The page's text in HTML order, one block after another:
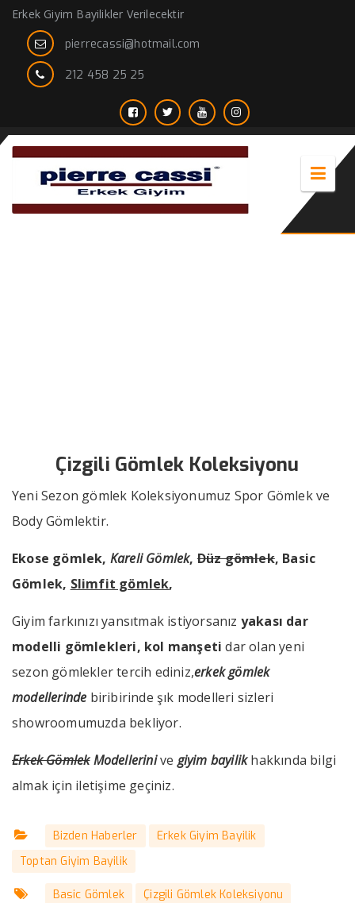
Erkek Giyim Bayilikler Verilecektir
pierrecassi@hotmail.com
212 458 25 25
Çizgili Gömlek Koleksiyonu
Yeni Sezon gömlek Koleksiyonumuz Spor Gömlek ve
Body Gömlektir.
Ekose gömlek, Kareli Gömlek,Düz gömlek, Basic
Gömlek, Slimfit gömlek,
Giyim farkınızı yansıtmak istiyorsanız yakası dar
modelli gömlekleri, kol manşeti dar olan yeni
sezon gömlekler tercih ediniz,erkek gömlek
modellerinde biribirinde şık modelleri sizleri
showroomumuzda bekliyor.
Erkek GömlekModellerinive giyim bayilikhakkında bilgi
almak için iletişime geçiniz.
Bizden Haberler
Erkek Giyim Bayilik
Toptan Giyim Bayilik
Basic Gömlek
Çizgili Gömlek Koleksiyonu